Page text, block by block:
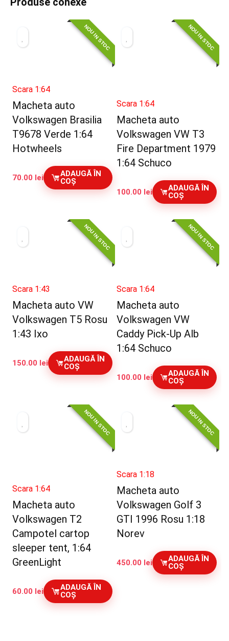
NOU IN STOC
Scara 1:64
Macheta auto
Volkswagen Brasilia
T9678 Verde 1:64
Hotwheels
70.00 lei
ADAUGĂ ÎN
COȘ
NOU IN STOC
Scara 1:64
Macheta auto
Volkswagen VW T3
Fire Department 1979
1:64 Schuco
100.00 lei
ADAUGĂ ÎN
COȘ
NOU IN STOC
Scara 1:43
Macheta auto VW
Volkswagen T5 Rosu
1:43 Ixo
150.00 lei
ADAUGĂ ÎN
COȘ
NOU IN STOC
Scara 1:64
Macheta auto
Volkswagen VW
Caddy Pick-Up Alb
1:64 Schuco
100.00 lei
ADAUGĂ ÎN
COȘ
NOU IN STOC
Scara 1:64
Macheta auto
Volkswagen T2
Campotel cartop
sleeper tent, 1:64
GreenLight
60.00 lei
ADAUGĂ ÎN
COȘ
NOU IN STOC
Scara 1:18
Macheta auto
Volkswagen Golf 3
GTI 1996 Rosu 1:18
Norev
450.00 lei
ADAUGĂ ÎN
COȘ